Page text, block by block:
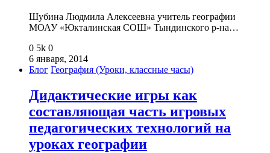
Шубина Людмила Алексеевна учитель географии
МОАУ «Юкталинская СОШ» Тындинского р-на…
0 5k 0
6 января, 2014
Блог География (Уроки, классные часы)
Дидактические игры как
составляющая часть игровых
педагогических технологий на
уроках географии